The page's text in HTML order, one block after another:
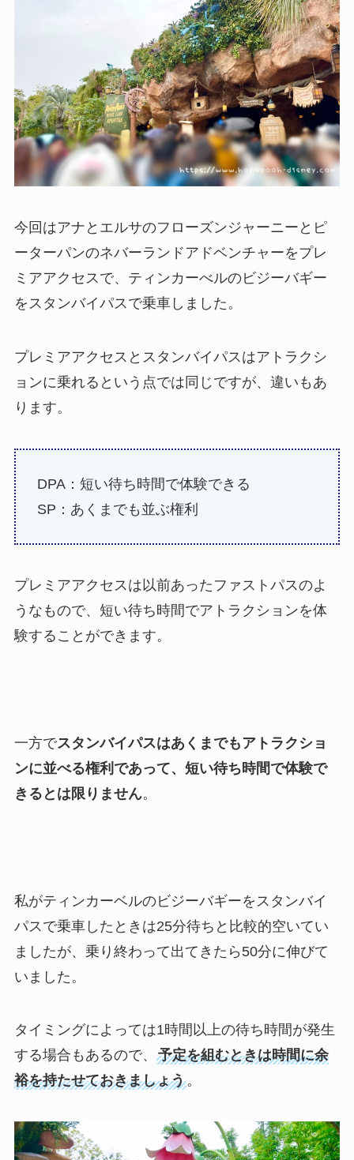
今回はアナとエルサのフローズンジャーニーとピ
ーターパンのネバーランドアドベンチャーをプレ
ミアアクセスで、ティンカーべルのビジーバギー
をスタンバイパスで乗車しました。
プレミアアクセスとスタンバイパスはアトラクシ
ョンに乗れるという点では同じですが、違いもあ
ります。
DPA：短い待ち時間で体験できる
SP：あくまでも並ぶ権利
プレミアアクセスは以前あったファストパスのよ
うなもので、短い待ち時間でアトラクションを体
験することができます。
一方でスタンバイパスはあくまでもアトラクショ
ンに並べる権利であって、短い待ち時間で体験で
きるとは限りません。
私がティンカーベルのビジーバギーをスタンバイ
パスで乗車したときは25分待ちと比較的空いてい
ましたが、乗り終わって出てきたら50分に伸びて
いました。
タイミングによっては1時間以上の待ち時間が発生
する場合もあるので、 予定を組むときは時間に余
裕を持たせておきましょう。